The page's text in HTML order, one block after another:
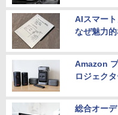
AIスマー
なぜ魅力的
Amazon
ロジェク
総合オー